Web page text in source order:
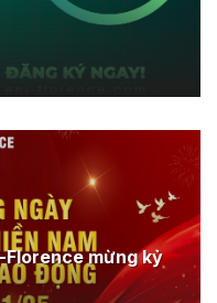
Florence mừng kỷ